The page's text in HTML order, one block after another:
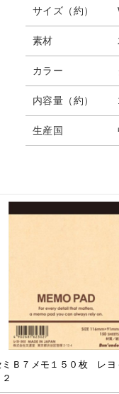
サイズ（約）
素材
カラー
内容量（約）
生産国
ミＢ７メモ１５０枚 レヨ
２